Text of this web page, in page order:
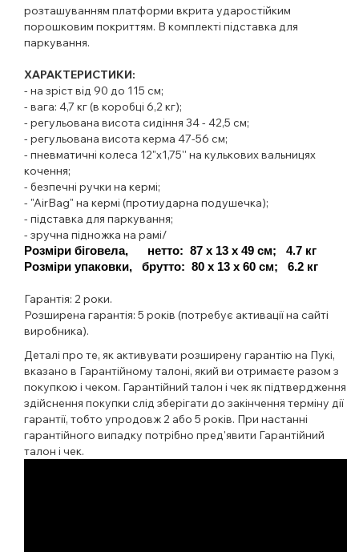
розташуванням платформи вкрита ударостійким
порошковим покриттям. В комплекті підставка для
паркування.
ХАРАКТЕРИСТИКИ:
- на зріст від 90 до 115 см;
- вага: 4,7 кг (в коробці 6,2 кг);
- регульована висота сидіння 34 - 42,5 см;
- регульована висота керма 47-56 см;
- пневматичні колеса 12"х1,75'' на кулькових вальницях
кочення;
- безпечні ручки на кермі;
- "AirBag" на кермі (протиударна подушечка);
- підставка для паркування;
- зручна підножка на рамі/
Розміри біговела,      нетто:  87 х 13 х 49 см;   4.7 кг
Розміри упаковки,   брутто:  80 х 13 х 60 см;   6.2 кг
Гарантія: 2 роки.
Розширена гарантія: 5 років (потребує активації на сайті
виробника).
Деталі про те, як активувати розширену гарантію на Пукі,
вказано в Гарантійному талоні, який ви отримаєте разом з
покупкою і чеком. Гарантійний талон і чек як підтвердження
здійснення покупки слід зберігати до закінчення терміну дії
гарантії, тобто упродовж 2 або 5 років. При настанні
гарантійного випадку потрібно пред'явити Гарантійний
талон і чек.